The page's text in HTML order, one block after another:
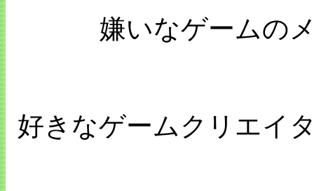
嫌いなゲームの
好きなゲームクリエイ